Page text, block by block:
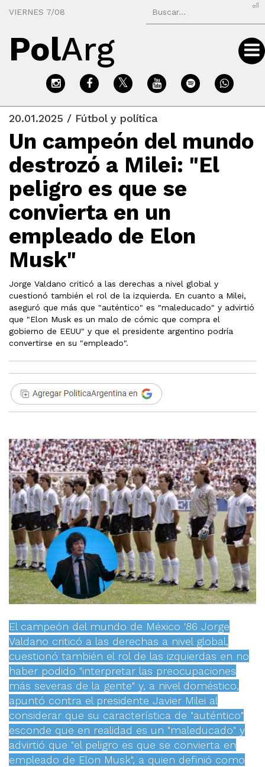
VIERNES 7/08
⏎
PolArg
20.01.2025 / Fútbol y política
Un campeón del mundo
destrozó a Milei: "El
peligro es que se
convierta en un
empleado de Elon
Musk"
Jorge Valdano criticó a las derechas a nivel global y
cuestionó también el rol de la izquierda. En cuanto a Milei,
aseguró que más que "auténtico" es "maleducado" y advirtió
que "Elon Musk es un malo de cómic que compra el
gobierno de EEUU" y que el presidente argentino podría
convertirse en su "empleado".
El campeón del mundo de México '86 Jorge
Valdano criticó a las derechas a nivel global,
cuestionó también el rol de las izquierdas en no
haber podido "interpretar las preocupaciones
más severas de la gente" y, a nivel doméstico,
apuntó contra el presidente Javier Milei al
considerar que su característica de "auténtico"
esconde que en realidad es un "maleducado" y
advirtió que "el peligro es que se convierta en
empleado de Elon Musk", a quien definió como